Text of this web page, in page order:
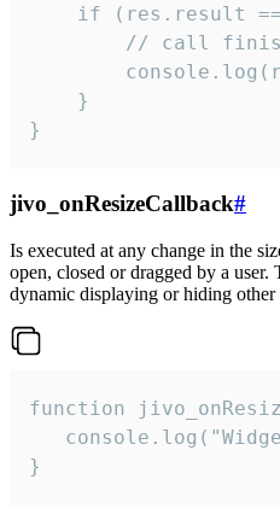
if (res.result
// call
    }
}
jivo_onResizeCallback#
Is executed at any change in the
open, closed or dragged by a
dynamic displaying or hiding other
function
}